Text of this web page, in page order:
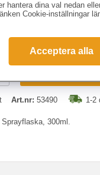
61.30 kr (inkl. moms)
Art.nr: 53490 1-2
300ml.
hantera dina val nedan
Cookie-inställningar
Acceptera alla